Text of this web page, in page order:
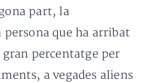
part, la
persona que ha arribat
percentatge per
a vegades aliens